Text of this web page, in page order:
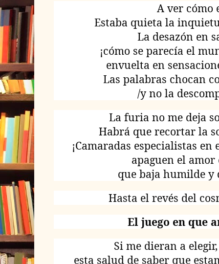
A ver cómo
Estaba quieta la
La desazón en
¡cómo se parecía el
envuelta en
Las palabras chocan
/y no la
La furia no me deja
Habrá que recortar la
¡Camaradas especialistas
apaguen el amor
que baja humilde y
Hasta el revés del
El juego en que
Si me dieran a
esta salud de saber que